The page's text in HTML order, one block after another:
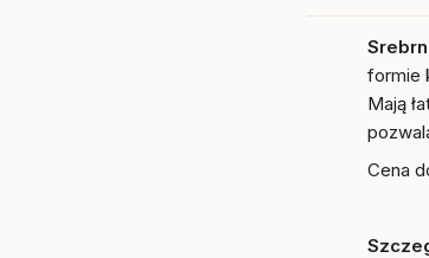
formie
Mają
Cena